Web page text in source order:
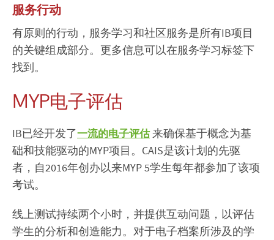
服务行动
有原则的行动，服务学习和社区服务是所有IB项目
的关键组成部分。更多信息可以在服务学习标签下
找到。
MYP电子评估
IB已经开发了一流的电子评估来确保基于概念为基
础和技能驱动的MYP项目。CAIS是该计划的先驱
者，自2016年创办以来MYP 5学生每年都参加了该项
考试。
线上测试持续两个小时，并提供互动问题，以评估
学生的分析和创造能力。对于电子档案所涉及的学